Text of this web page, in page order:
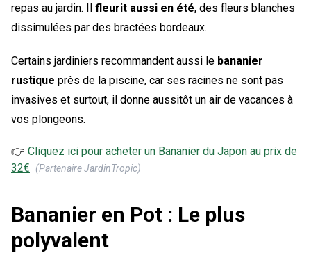
repas au jardin. Il fleurit aussi en été, des fleurs blanches
dissimulées par des bractées bordeaux.
Certains jardiniers recommandent aussi le bananier
rustique près de la piscine, car ses racines ne sont pas
invasives et surtout, il donne aussitôt un air de vacances à
vos plongeons.
👉 Cliquez ici pour acheter un Bananier du Japon au prix de
32€ (Partenaire JardinTropic)
Bananier en Pot : Le plus
polyvalent